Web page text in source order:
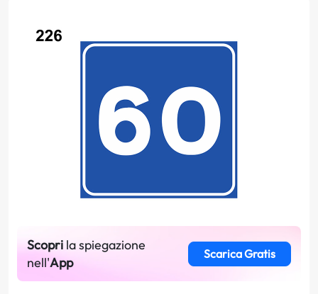
Scopri la spiegazione
nell'App
Scarica Gratis